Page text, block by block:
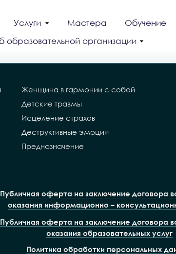
Услуги Обучение
Мастера
образовательной организации
Женщина в гармонии с собой
Детские травмы
Исцеление страхов
Деструктивные эмоции
Публичная оферта на заключение договора
оказания информационно –
Публичная оферта на заключение договора
оказания образовательных услуг
Политика обработки персональных
Предназначение